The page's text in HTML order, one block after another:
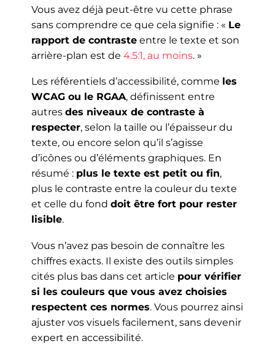
Vous avez déjà peut-être vu cette phrase
sans comprendre ce que cela signifie : « Le
rapport de contraste entre le texte et son
arrière-plan est de 4.5:1, au moins. »
Les référentiels d’accessibilité, comme les
WCAG ou le RGAA, définissent entre
autres des niveaux de contraste à
respecter, selon la taille ou l’épaisseur du
texte, ou encore selon qu’il s’agisse
d’icônes ou d’éléments graphiques. En
résumé : plus le texte est petit ou fin,
plus le contraste entre la couleur du texte
et celle du fond doit être fort pour rester
lisible.
Vous n’avez pas besoin de connaître les
chiffres exacts. Il existe des outils simples
cités plus bas dans cet article pour vérifier
si les couleurs que vous avez choisies
respectent ces normes. Vous pourrez ainsi
ajuster vos visuels facilement, sans devenir
expert en accessibilité.